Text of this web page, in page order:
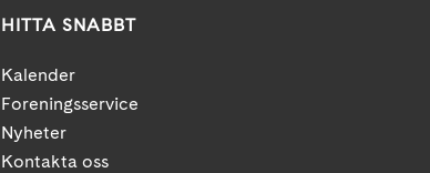
HITTA SNABBT
Kalender
Foreningsservice
Nyheter
Kontakta oss